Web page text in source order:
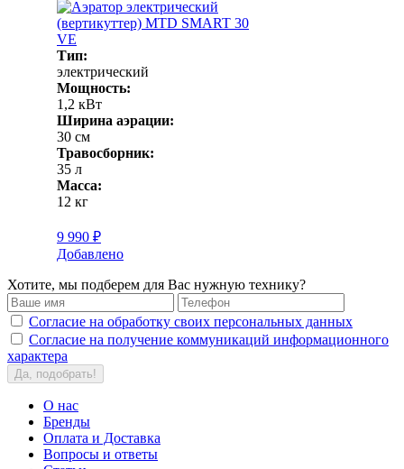
Тип:
электрический
Мощность:
1,2 кВт
Ширина аэрации:
30 см
Травосборник:
35 л
Масса:
12 кг
9 990 ₽
Добавлено
Хотите, мы подберем для Вас нужную технику?
Согласие на обработку своих персональных данных
Согласие на получение коммуникаций информационного
характера
Да, подобрать!
О нас
Бренды
Оплата и Доставка
Вопросы и ответы